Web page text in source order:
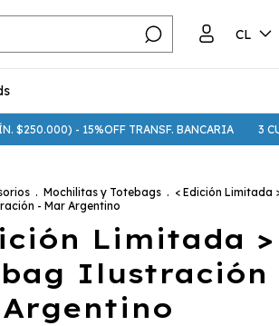
CL
15%OFF TRANSF. BANCARIA 3 CUOTAS S/I
. Mochilitas y Totebags . < Edición Limitada
- Mar Argentino
Limitada >
Ilustración